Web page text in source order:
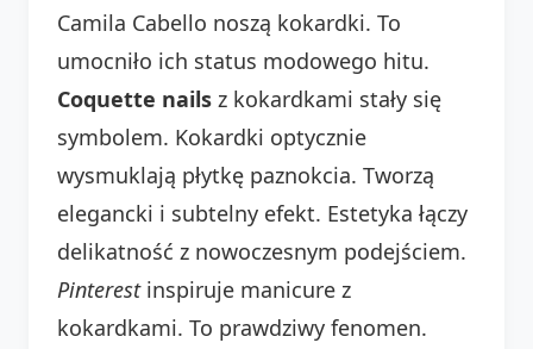
Camila Cabello noszą kokardki. To
umocniło ich status modowego hitu.
Coquette nails z kokardkami stały się
symbolem. Kokardki optycznie
wysmuklają płytkę paznokcia. Tworzą
elegancki i subtelny efekt. Estetyka łączy
delikatność z nowoczesnym podejściem.
Pinterestinspiruje manicure z
kokardkami. To prawdziwy fenomen.